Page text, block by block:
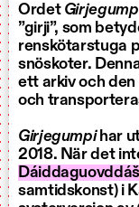
Ordet
”girji”, som
renskötarstuga
snöskoter.
ett arkiv och
och
Girjegumpihar
2018. När det
Dáiddaguovddáš
samtidskonst) i